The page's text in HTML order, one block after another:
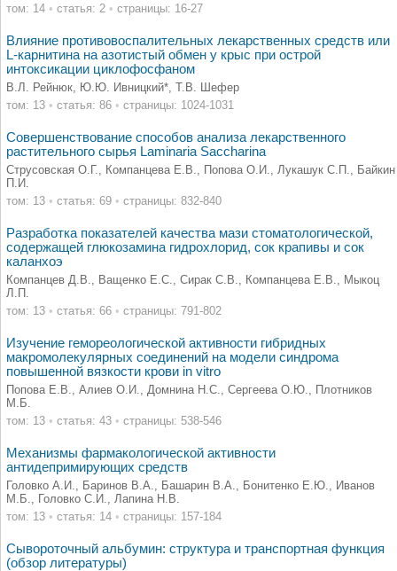
том: 14 • статья: 2 • страницы: 16-27
Влияние противовоспалительных лекарственных средств или
L-карнитина на азотистый обмен у крыс при острой
интоксикации циклофосфаном
В.Л. Рейнюк, Ю.Ю. Ивницкий*, Т.В. Шефер
том: 13 • статья: 86 • страницы: 1024-1031
Совершенствование способов анализа лекарственного
растительного сырья Laminaria Saccharina
Струсовская О.Г., Компанцева Е.В., Попова О.И., Лукашук С.П., Байкин
П.И.
том: 13 • статья: 69 • страницы: 832-840
Разработка показателей качества мази стоматологической,
содержащей глюкозамина гидрохлорид, сок крапивы и сок
каланхоэ
Компанцев Д.В., Ващенко Е.С., Сирак С.В., Компанцева Е.В., Мыкоц
Л.П.
том: 13 • статья: 66 • страницы: 791-802
Изучение гемореологической активности гибридных
макромолекулярных соединений на модели синдрома
повышенной вязкости крови in vitro
Попова Е.В., Алиев О.И., Домнина Н.С., Сергеева О.Ю., Плотников
М.Б.
том: 13 • статья: 43 • страницы: 538-546
Механизмы фармакологической активности
антидепримирующих средств
Головко А.И., Баринов В.А., Башарин В.А., Бонитенко Е.Ю., Иванов
М.Б., Головко С.И., Лапина Н.В.
том: 13 • статья: 14 • страницы: 157-184
Сывороточный альбумин: структура и транспортная функция
(обзор литературы)